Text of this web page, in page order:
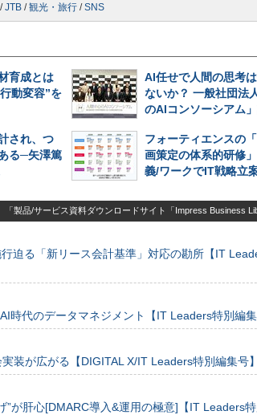
JTB /観光・旅行 /SNS
育成とは
動変容”を
AI任せで人間の思考
ないか？ 一般社団法
のAIコンソーシアム
され、つ
る─矢澤篤
フォーティエンスの
画策定の体系的研修
義/ワークでIT戦略立
「製品/サービス資料ダウンロードサイト「Impress Business
迫る「新リース会計基準」対応の勘所【IT
時代のデータマネジメント【IT Leaders特別編集
装が広がる【DIGITAL X/IT Leaders特別編集号】
が肝心[DMARC導入&運用の極意]【IT Leaders特